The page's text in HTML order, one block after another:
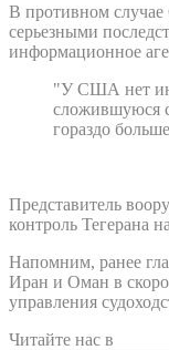
В противном
серьезными
информационное
"У США нет
сложившуюся
гораздо
Представитель
контроль Тегерана
Напомним, ранее
Иран и Оман в
управления
Читайте нас в